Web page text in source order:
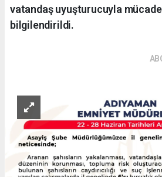
vatandaş uyuşturucuyla
bilgilendirildi.